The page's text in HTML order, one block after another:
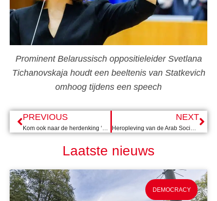
Prominent Belarussisch oppositieleider Svetlana
Tichanovskaja houdt een beeltenis van Statkevich
omhoog tijdens een speech
PREVIOUS
Kom ook naar de herdenking ‘Vier bomen voor Belarus’
NEXT
Heropleving van de Arab Social Democratic Women’s Union in Sulaymaniyah
Laatste nieuws
DEMOCRACY